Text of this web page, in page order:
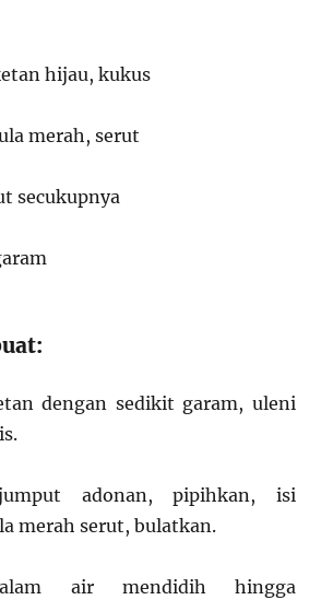
hijau, kukus
merah, serut
secukupnya
dengan sedikit garam, uleni
adonan, pipihkan, isi
merah serut, bulatkan.
air mendidih hingga